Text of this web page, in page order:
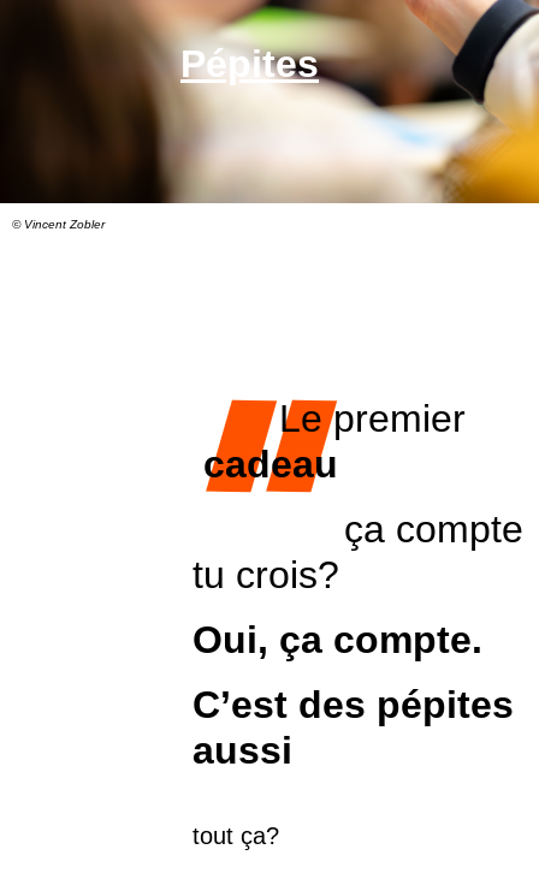
Pépites
© Vincent Zobler
Le premier
cadeau
ça compte
tu crois?
Oui, ça compte.
C’est des pépites
aussi
tout ça?